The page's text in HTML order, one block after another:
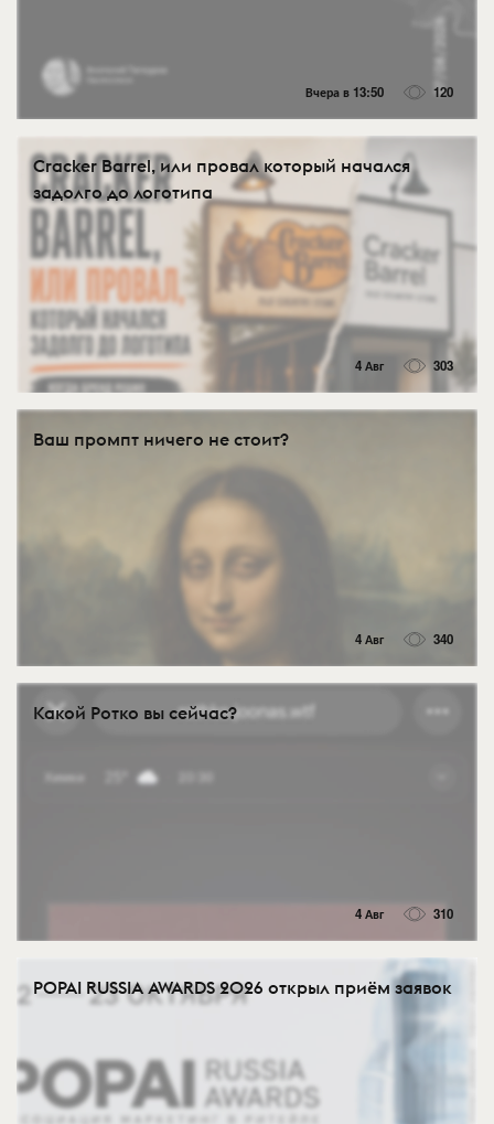
Вчера в 13:50 120
Cracker Barrel, или провал который начался
задолго до логотипа
4 Авг 303
Ваш промпт ничего не стоит?
4 Авг 340
Какой Ротко вы сейчас?
4 Авг 310
POPAI RUSSIA AWARDS 2026 открыл приём заявок